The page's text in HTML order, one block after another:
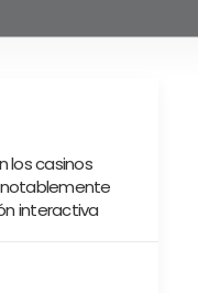
los casinos
interactiva